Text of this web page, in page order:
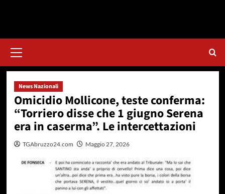
principale
News Nazionali
Omicidio Mollicone, teste conferma:
“Torriero disse che 1 giugno Serena
era in caserma”. Le intercettazioni
TGAbruzzo24.com Maggio 27, 2026